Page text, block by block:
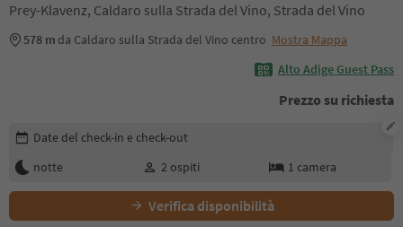
Prey-Klavenz, Caldaro sulla Strada del Vino, Strada del Vino
578 m da Caldaro sulla Strada del Vino centro Mostra Mappa
Alto Adige Guest Pass
Prezzo su richiesta
Modifica i dettagli della prenotazione
Date del check-in e check-out
notte
2 ospiti 1 camera
Verifica disponibilità